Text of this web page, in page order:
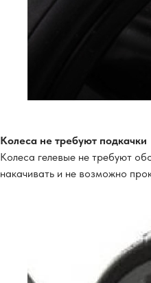
Колеса не требуют подкачки
Колеса гелевые не требуют
накачивать и не возможно